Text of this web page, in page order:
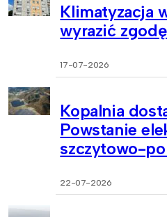
Klimatyzacja
wyrazić
17-07-2026
Kopalnia
Powstanie
szczytowo-
22-07-2026